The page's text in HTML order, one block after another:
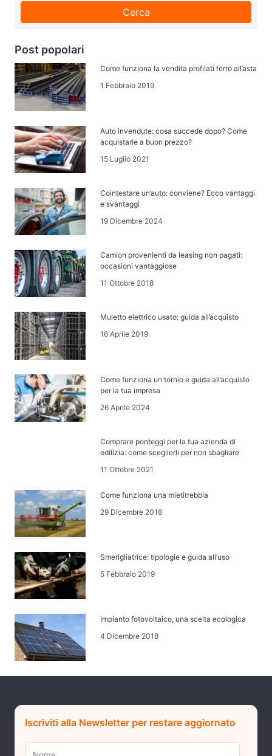
Cerca
Post popolari
Come funziona la vendita profilati ferro all’asta
1 Febbraio 2019
Auto invendute: cosa succede dopo? Come
acquistarle a buon prezzo?
15 Luglio 2021
Cointestare un’auto: conviene? Ecco vantaggi
e svantaggi
19 Dicembre 2024
Camion provenienti da leasing non pagati:
occasioni vantaggiose
11 Ottobre 2018
Muletto elettrico usato: guida all’acquisto
16 Aprile 2019
Come funziona un tornio e guida all’acquisto
per la tua impresa
26 Aprile 2024
Comprare ponteggi per la tua azienda di
edilizia: come sceglierli per non sbagliare
11 Ottobre 2021
Come funziona una mietitrebbia
29 Dicembre 2018
Smerigliatrice: tipologie e guida all’uso
5 Febbraio 2019
Impianto fotovoltaico, una scelta ecologica
4 Dicembre 2018
Iscriviti alla Newsletter per restare aggiornato